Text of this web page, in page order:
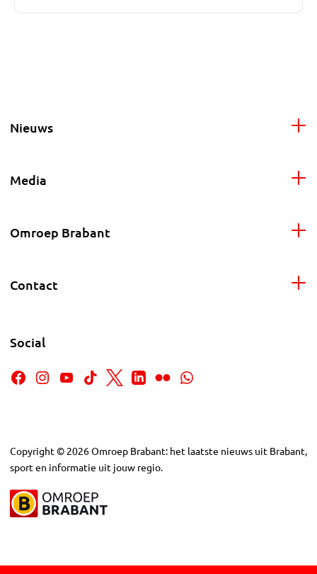
Nieuws
Media
Omroep Brabant
Contact
Social
Copyright © 2026Omroep Brabant: het laatste nieuws uit Brabant,
sport en informatie uit jouw regio.